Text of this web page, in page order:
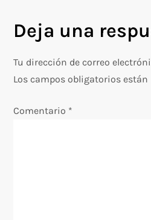
g
a
Deja una
Tu dirección de correo
Los campos obligatorios están
Comentario *